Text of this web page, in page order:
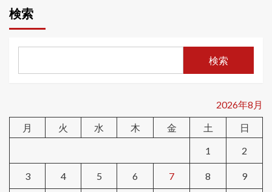
検索
検索
2026年8月
月
火 水 木 金 土
日
1
2
3 4 5 6 7 8 9